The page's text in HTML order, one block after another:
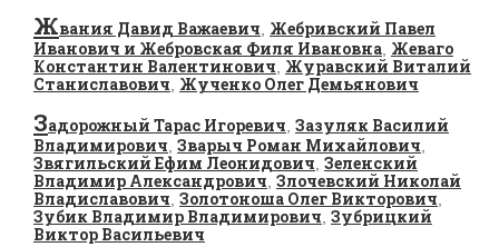
Жвания Давид Важаевич, Жебривский Павел
Иванович и Жебровская Филя Ивановна, Жеваго
Константин Валентинович, Журавский Виталий
Станиславович, Жученко Олег Демьянович
Задорожный Тарас Игоревич, Зазуляк Василий
Владимирович, Зварыч Роман Михайлович,
Звягильский Ефим Леонидович, Зеленский
Владимир Александрович, Злочевский Николай
Владиславович, Золотоноша Олег Викторович,
Зубик Владимир Владимирович, Зубрицкий
Виктор Васильевич